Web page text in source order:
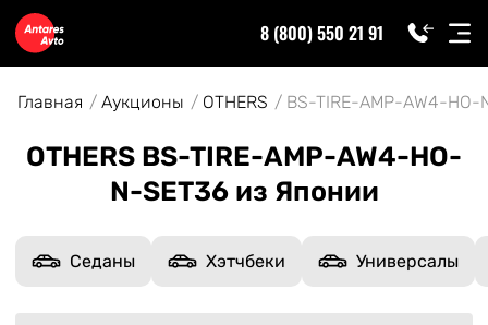
8 (800) 550 21 91
Главная Аукционы OTHERS BS-TIRE-AMP-AW4-HO-
OTHERS BS-TIRE-AMP-AW4-HO-
N-SET36 из Японии
Седаны Хэтчбеки Универсалы